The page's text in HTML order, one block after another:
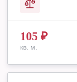
105 ₽
кв. м.